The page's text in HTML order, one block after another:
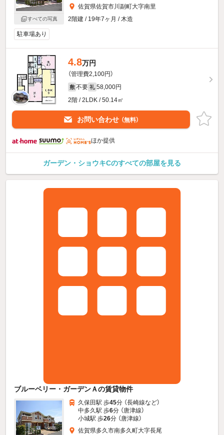
すべての写真
佐賀県佐賀市川副町大字南里
2階建 / 19年7ヶ月 / 木造
駐車場あり
4.8万円
（管理費2,100円）
敷 不要 礼 58,000円
2階 / 2LDK / 50.14㎡
お問い合わせ （無料）
ほか提供
ガーデン・ショウキCのすべての部屋を見る
ブルーベリー・ガーデンＡの賃貸物件
久保田駅 歩45分 （長崎線など）
中多久駅 歩6分 （唐津線）
小城駅 歩26分 （唐津線）
佐賀県多久市南多久町大字長尾